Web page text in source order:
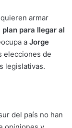
armar
plan para llegar al
a Jorge
elecciones de
legislativas.
del país no han